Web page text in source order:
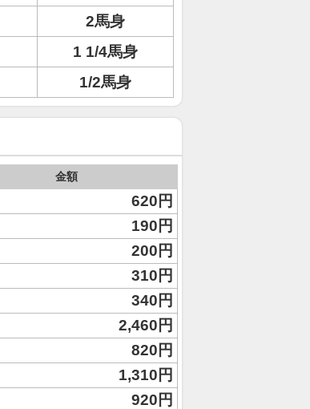
2馬身
1 1/4馬身
1/2馬身
金額
620円
190円
200円
310円
340円
2,460円
820円
1,310円
920円